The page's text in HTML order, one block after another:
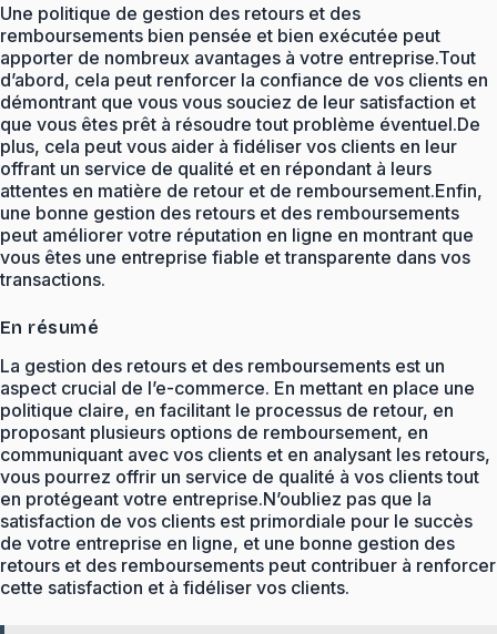
Une politique de gestion des retours et des
remboursements bien pensée et bien exécutée peut
apporter de nombreux avantages à votre entreprise.Tout
d’abord, cela peut renforcer la confiance de vos clients en
démontrant que vous vous souciez de leur satisfaction et
que vous êtes prêt à résoudre tout problème éventuel.De
plus, cela peut vous aider à fidéliser vos clients en leur
offrant un service de qualité et en répondant à leurs
attentes en matière de retour et de remboursement.Enfin,
une bonne gestion des retours et des remboursements
peut améliorer votre réputation en ligne en montrant que
vous êtes une entreprise fiable et transparente dans vos
transactions.
En résumé
La gestion des retours et des remboursements est un
aspect crucial de l’e-commerce. En mettant en place une
politique claire, en facilitant le processus de retour, en
proposant plusieurs options de remboursement, en
communiquant avec vos clients et en analysant les retours,
vous pourrez offrir un service de qualité à vos clients tout
en protégeant votre entreprise.N’oubliez pas que la
satisfaction de vos clients est primordiale pour le succès
de votre entreprise en ligne, et une bonne gestion des
retours et des remboursements peut contribuer à renforcer
cette satisfaction et à fidéliser vos clients.